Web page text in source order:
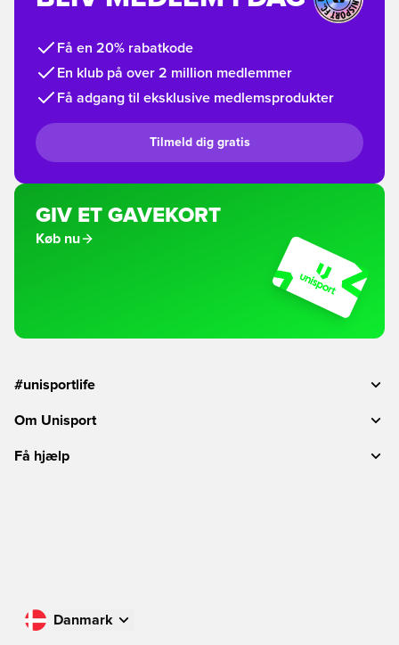
Få en 20% rabatkode
En klub på over 2 million medlemmer
Få adgang til eksklusive medlemsprodukter
Tilmeld dig gratis
GIV ET GAVEKORT
Køb nu
#unisportlife
Om Unisport
Få hjælp
Danmark